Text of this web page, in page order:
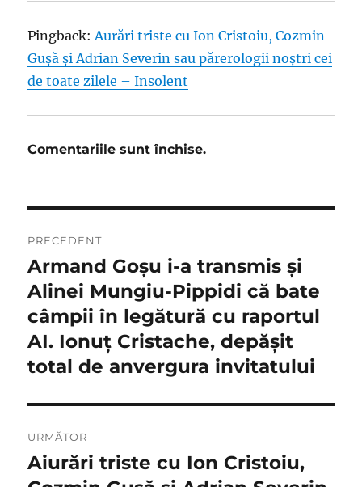
Pingback:Aurări triste cu Ion Cristoiu, Cozmin
Guşă şi Adrian Severin sau părerologii noştri cei
de toate zilele – Insolent
Comentariile sunt închise.
în
articole
PRECEDENT
Articolul
anterior:
Armand Goşu i-a transmis şi
Alinei Mungiu-Pippidi că bate
câmpii în legătură cu raportul
AI. Ionuţ Cristache, depăşit
total de anvergura invitatului
URMĂTOR
Articolul
Aiurări triste cu Ion Cristoiu,